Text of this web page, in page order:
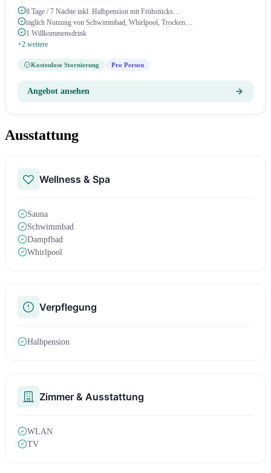
8 Tage / 7 Nächte inkl. Halbpension mit Frühstücks…
täglich Nutzung von Schwimmbad, Whirlpool, Trocken…
1 Willkommensdrink
+2 weitere
Kostenlose Stornierung Pro Person
Angebot ansehen
Ausstattung
Wellness & Spa
Sauna
Schwimmbad
Dampfbad
Whirlpool
Verpflegung
Halbpension
Zimmer & Ausstattung
WLAN
TV